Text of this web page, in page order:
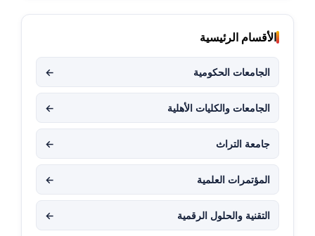
الأقسام الرئيسية
الجامعات الحكومية ←
الجامعات والكليات الأهلية ←
جامعة التراث ←
المؤتمرات العلمية ←
التقنية والحلول الرقمية ←